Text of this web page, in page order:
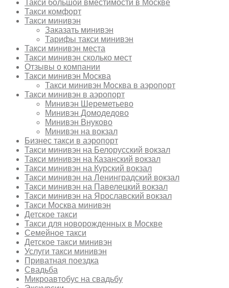
Такси большой вместимости в Москве
Такси комфорт
Такси минивэн
Заказать минивэн
Тарифы такси минивэн
Такси минивэн места
Такси минивэн сколько мест
Отзывы о компании
Такси минивэн Москва
Такси минивэн Москва в аэропорт
Такси минивэн в аэропорт
Минивэн Шереметьево
Минивэн Домодедово
Минивэн Внуково
Минивэн на вокзал
Бизнес такси в аэропорт
Такси минивэн на Белорусский вокзал
Такси минивэн на Казанский вокзал
Такси минивэн на Курский вокзал
Такси минивэн на Ленинградский вокзал
Такси минивэн на Павелецкий вокзал
Такси минивэн на Ярославский вокзал
Такси Москва минивэн
Детское такси
Такси для новорожденных в Москве
Семейное такси
Детское такси минивэн
Услуги такси минивэн
Приватная поездка
Свадьба
Микроавтобус на свадьбу